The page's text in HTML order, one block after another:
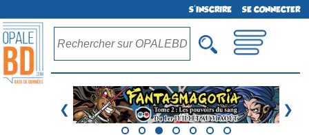
S'INSCRIRE SE CONNECTER
❮ ❯